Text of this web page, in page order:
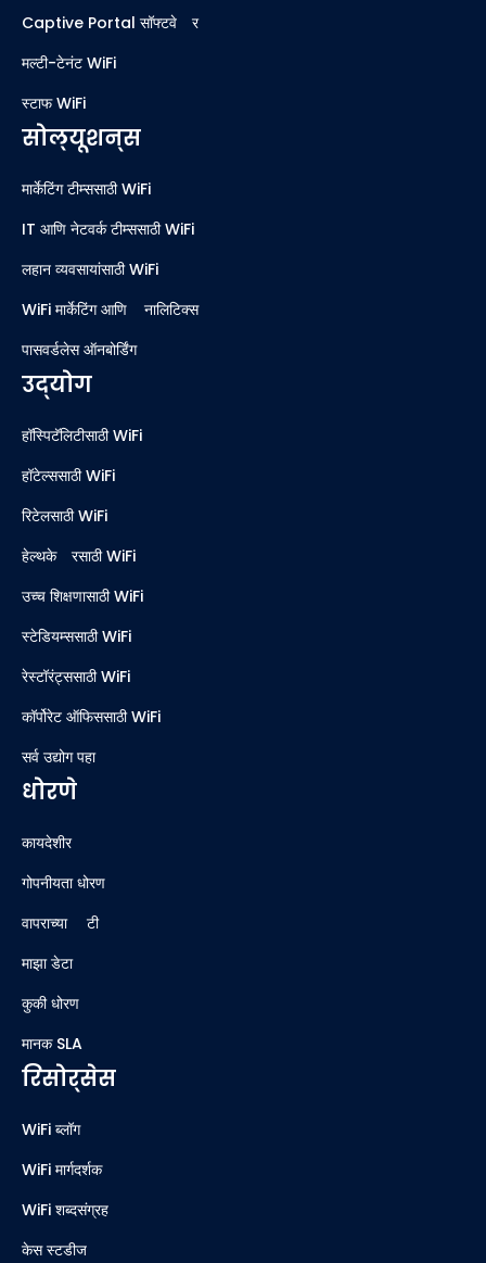
Captive Portal सॉफ्टवेअर
मल्टी-टेनंट WiFi
स्टाफ WiFi
सोल्यूशन्स
मार्केटिंग टीम्ससाठी WiFi
IT आणि नेटवर्क टीम्ससाठी WiFi
लहान व्यवसायांसाठी WiFi
WiFi मार्केटिंग आणि ॲनालिटिक्स
पासवर्डलेस ऑनबोर्डिंग
उद्योग
हॉस्पिटॅलिटीसाठी WiFi
हॉटेल्ससाठी WiFi
रिटेलसाठी WiFi
हेल्थकेअरसाठी WiFi
उच्च शिक्षणासाठी WiFi
स्टेडियम्ससाठी WiFi
रेस्टॉरंट्ससाठी WiFi
कॉर्पोरेट ऑफिससाठी WiFi
सर्व उद्योग पहा
धोरणे
कायदेशीर
गोपनीयता धोरण
वापराच्या अटी
माझा डेटा
कुकी धोरण
मानक SLA
रिसोर्सेस
WiFi ब्लॉग
WiFi मार्गदर्शक
WiFi शब्दसंग्रह
केस स्टडीज